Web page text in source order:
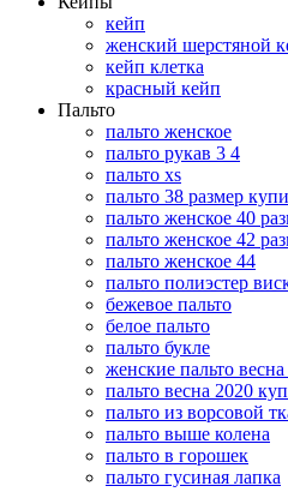
кейп
женский шерстяной
кейп клетка
красный кейп
Пальто
пальто женское
пальто рукав 3 4
пальто xs
пальто 38 размер
пальто женское 40
пальто женское 42
пальто женское 44
пальто полиэстер
бежевое пальто
белое пальто
пальто букле
женские пальто
пальто весна 2020
пальто из ворсовой
пальто выше колена
пальто в горошек
пальто гусиная лапка